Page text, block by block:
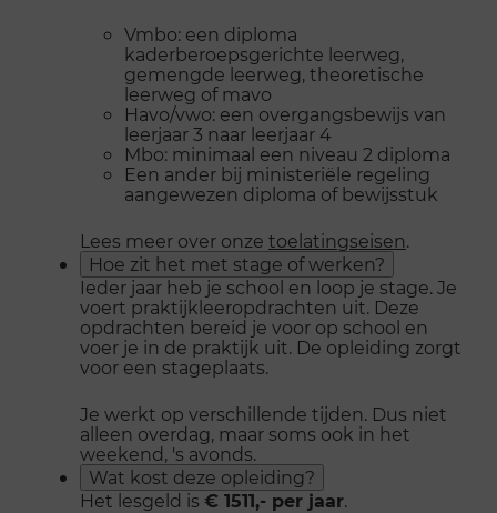
Vmbo: een diploma
kaderberoepsgerichte leerweg,
gemengde leerweg, theoretische
leerweg of mavo
Havo/vwo: een overgangsbewijs van
leerjaar 3 naar leerjaar 4
Mbo: minimaal een niveau 2 diploma
Een ander bij ministeriële regeling
aangewezen diploma of bewijsstuk
Lees meer over onze toelatingseisen.
Hoe zit het met stage of werken?
Ieder jaar heb je school en loop je stage. Je
voert praktijkleeropdrachten uit. Deze
opdrachten bereid je voor op school en
voer je in de praktijk uit. De opleiding zorgt
voor een stageplaats.
Je werkt op verschillende tijden. Dus niet
alleen overdag, maar soms ook in het
weekend, 's avonds.
Wat kost deze opleiding?
Het lesgeld is € 1511,- per jaar.